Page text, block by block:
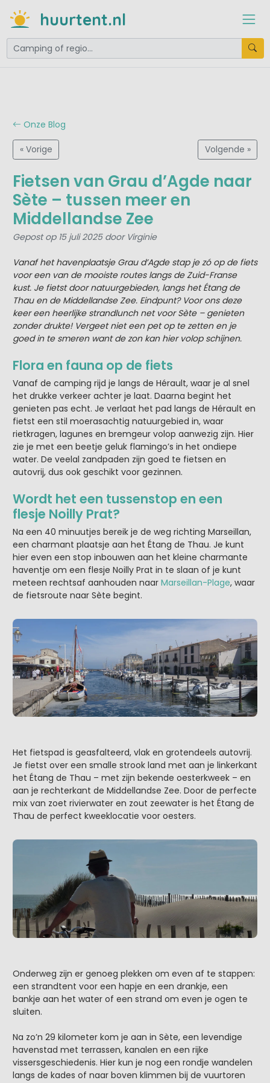
huurtent.nl
Onze Blog
« Vorige Volgende »
Fietsen van Grau d’Agde naar
Sète – tussen meer en
Middellandse Zee
Gepost op 15 juli 2025 door Virginie
Vanaf het havenplaatsje Grau d’Agde stap je zó op de fiets
voor een van de mooiste routes langs de Zuid-Franse
kust. Je fietst door natuurgebieden, langs het Étang de
Thau en de Middellandse Zee. Eindpunt? Voor ons deze
keer een heerlijke strandlunch net voor Sète – genieten
zonder drukte! Vergeet niet een pet op te zetten en je
goed in te smeren want de zon kan hier volop schijnen.
Flora en fauna op de fiets
Vanaf de camping rijd je langs de Hérault, waar je al snel
het drukke verkeer achter je laat. Daarna begint het
genieten pas echt. Je verlaat het pad langs de Hérault en
fietst een stil moerasachtig natuurgebied in, waar
rietkragen, lagunes en bremgeur volop aanwezig zijn. Hier
zie je met een beetje geluk flamingo’s in het ondiepe
water. De veelal zandpaden zijn goed te fietsen en
autovrij, dus ook geschikt voor gezinnen.
Wordt het een tussenstop en een
flesje Noilly Prat?
Na een 40 minuutjes bereik je de weg richting Marseillan,
een charmant plaatsje aan het Étang de Thau. Je kunt
hier even een stop inbouwen aan het kleine charmante
haventje om een flesje Noilly Prat in te slaan of je kunt
meteen rechtsaf aanhouden naar Marseillan-Plage, waar
de fietsroute naar Sète begint.
Het fietspad is geasfalteerd, vlak en grotendeels autovrij.
Je fietst over een smalle strook land met aan je linkerkant
het Étang de Thau – met zijn bekende oesterkweek – en
aan je rechterkant de Middellandse Zee. Door de perfecte
mix van zoet rivierwater en zout zeewater is het Étang de
Thau de perfect kweeklocatie voor oesters.
Onderweg zijn er genoeg plekken om even af te stappen:
een strandtent voor een hapje en een drankje, een
bankje aan het water of een strand om even je ogen te
sluiten.
Na zo’n 29 kilometer kom je aan in Sète, een levendige
havenstad met terrassen, kanalen en een rijke
vissersgeschiedenis. Hier kun je nog een rondje wandelen
langs de kades of naar boven klimmen bij de vuurtoren